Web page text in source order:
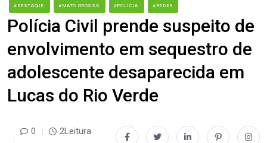
#DESTAQUE #MATO GROSSO #POLÍCIA #REDES
Polícia Civil prende suspeito de
envolvimento em sequestro de
adolescente desaparecida em
Lucas do Rio Verde
0 2Leitura